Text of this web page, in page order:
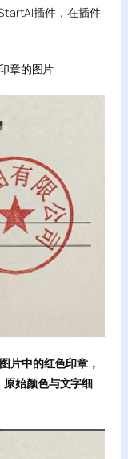
插件，在插件
章的图片
片中的红色印章，
始颜色与文字细